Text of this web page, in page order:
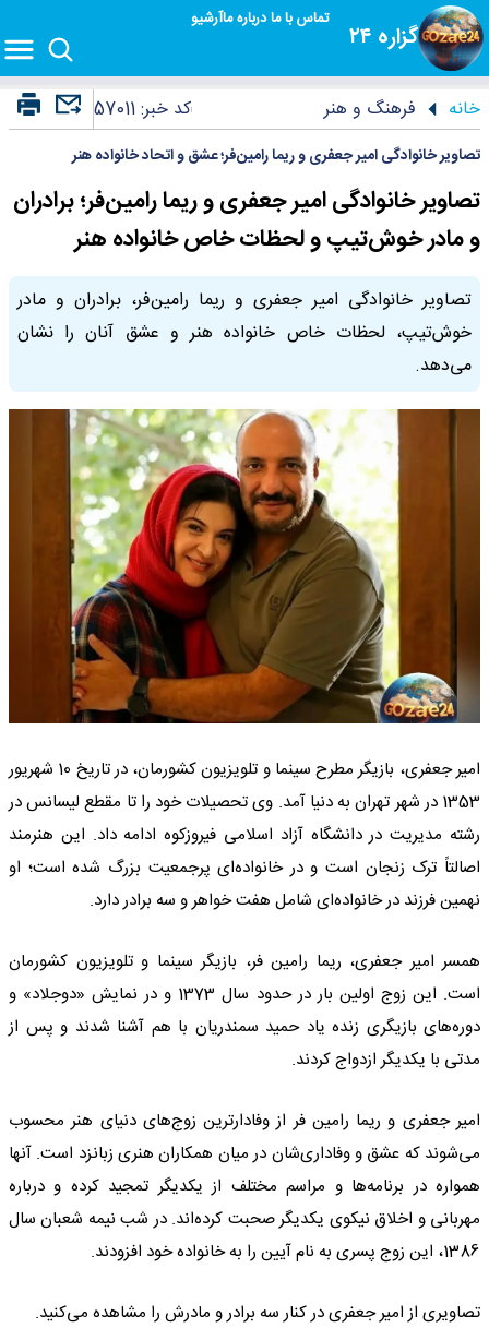
گزاره ۲۴
تماس با مادرباره ماآرشیو
خانه فرهنگ و هنر کد خبر:57011
تصاویر خانوادگی امیر جعفری و ریما رامین‌فر؛ عشق و اتحاد خانواده هنر
تصاویر خانوادگی امیر جعفری و ریما رامین‌فر؛ برادران
و مادر خوش‌تیپ و لحظات خاص خانواده هنر
تصاویر خانوادگی امیر جعفری و ریما رامین‌فر، برادران و مادر
خوش‌تیپ، لحظات خاص خانواده هنر و عشق آنان را نشان
می‌دهد.
امیر جعفری، بازیگر مطرح سینما و تلویزیون کشورمان، در تاریخ 10 شهریور
1353 در شهر تهران به دنیا آمد. وی تحصیلات خود را تا مقطع لیسانس در
رشته مدیریت در دانشگاه آزاد اسلامی فیروزکوه ادامه داد. این هنرمند
اصالتاً ترک زنجان است و در خانواده‌ای پرجمعیت بزرگ شده است؛ او
نهمین فرزند در خانواده‌ای شامل هفت خواهر و سه برادر دارد.
همسر امیر جعفری، ریما رامین فر، بازیگر سینما و تلویزیون کشورمان
است. این زوج اولین بار در حدود سال 1373 و در نمایش «دوجلاد» و
دوره‌های بازیگری زنده یاد حمید سمندریان با هم آشنا شدند و پس از
مدتی با یکدیگر ازدواج کردند.
امیر جعفری و ریما رامین فر از وفادارترین زوج‌های دنیای هنر محسوب
می‌شوند که عشق و وفاداری‌شان در میان همکاران هنری زبانزد است. آنها
همواره در برنامه‌ها و مراسم مختلف از یکدیگر تمجید کرده و درباره
مهربانی و اخلاق نیکوی یکدیگر صحبت کرده‌اند. در شب نیمه شعبان سال
1386، این زوج پسری به نام آیین را به خانواده خود افزودند.
تصاویری از امیر جعفری در کنار سه برادر و مادرش را مشاهده می‌کنید.